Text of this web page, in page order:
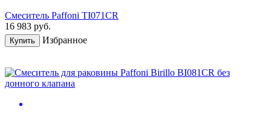
Смеситель Paffoni TI071CR
16 983 руб.
Купить Избранное